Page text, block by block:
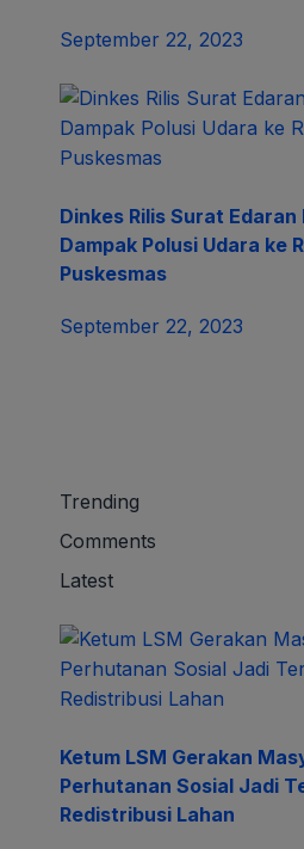
September 22, 2023
Dinkes Rilis Surat
Dampak Polusi Udara ke
Puskesmas
September 22, 2023
Trending
Comments
Latest
Ketum LSM Gerakan
Perhutanan Sosial Jadi
Redistribusi Lahan